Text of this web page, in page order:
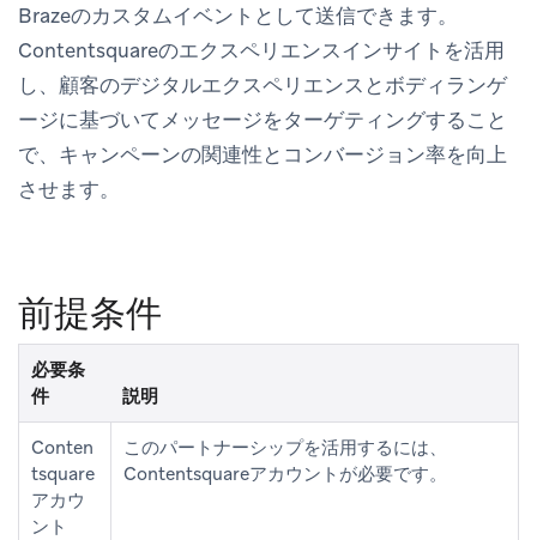
Brazeのカスタムイベントとして送信できます。
Contentsquareのエクスペリエンスインサイトを活用
し、顧客のデジタルエクスペリエンスとボディランゲ
ージに基づいてメッセージをターゲティングすること
で、キャンペーンの関連性とコンバージョン率を向上
させます。
前提条件
必要条
件
説明
Conten
tsquare
アカウ
ント
このパートナーシップを活用するには、
Contentsquareアカウントが必要です。